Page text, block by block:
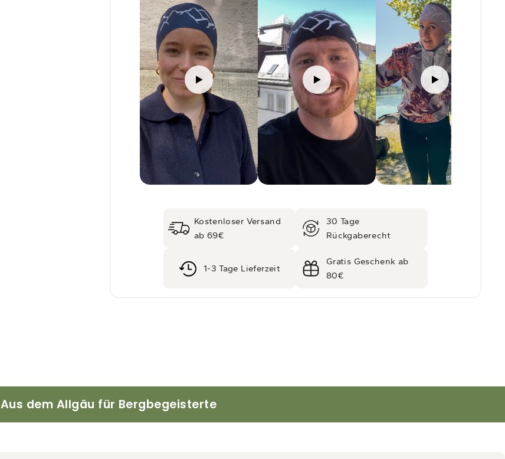
Kostenloser Versand
ab 69€
30 Tage
Rückgaberecht
1-3 Tage Lieferzeit
Gratis Geschenk ab
80€
Aus dem Allgäu für Bergbegeisterte